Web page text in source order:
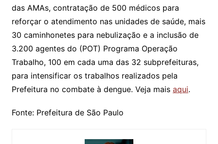
das AMAs, contratação de 500 médicos para
reforçar o atendimento nas unidades de saúde, mais
30 caminhonetes para nebulização e a inclusão de
3.200 agentes do (POT) Programa Operação
Trabalho, 100 em cada uma das 32 subprefeituras,
para intensificar os trabalhos realizados pela
Prefeitura no combate à dengue. Veja mais aqui.
Fonte: Prefeitura de São Paulo